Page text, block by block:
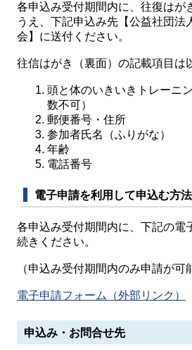
各申込み受付期間内に、往復はが
うえ、下記申込み先【公益社団法
会】に送付ください。
往信はがき（裏面）の記載項目は
頭と体のいきいきトレーニ
数不可）
郵便番号・住所
参加者氏名（ふりがな）
年齢
電話番号
電子申請を利用して申込む方法
各申込み受付期間内に、下記の電
続きください。
（申込み受付期間内のみ申請が可
電子申請フォーム（外部リンク）
申込み・お問合せ先